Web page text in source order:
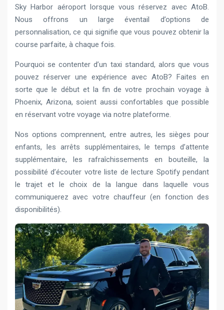
Sky Harbor aéroport lorsque vous réservez avec AtoB.
Nous offrons un large éventail d’options de
personnalisation, ce qui signifie que vous pouvez obtenir la
course parfaite, à chaque fois.
Pourquoi se contenter d’un taxi standard, alors que vous
pouvez réserver une expérience avec AtoB? Faites en
sorte que le début et la fin de votre prochain voyage à
Phoenix, Arizona, soient aussi confortables que possible
en réservant votre voyage via notre plateforme.
Nos options comprennent, entre autres, les sièges pour
enfants, les arrêts supplémentaires, le temps d’attente
supplémentaire, les rafraîchissements en bouteille, la
possibilité d’écouter votre liste de lecture Spotify pendant
le trajet et le choix de la langue dans laquelle vous
communiquerez avec votre chauffeur (en fonction des
disponibilités).